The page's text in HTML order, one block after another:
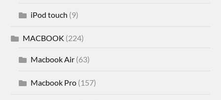
iPod touch (9)
MACBOOK (224)
Macbook Air (63)
Macbook Pro (157)